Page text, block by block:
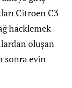
Citroen C3
hacklemek
oluşan
sonra evin